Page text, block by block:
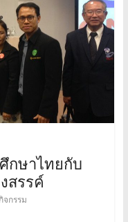
กษาไทยกับ
สรรค์
จกรรม